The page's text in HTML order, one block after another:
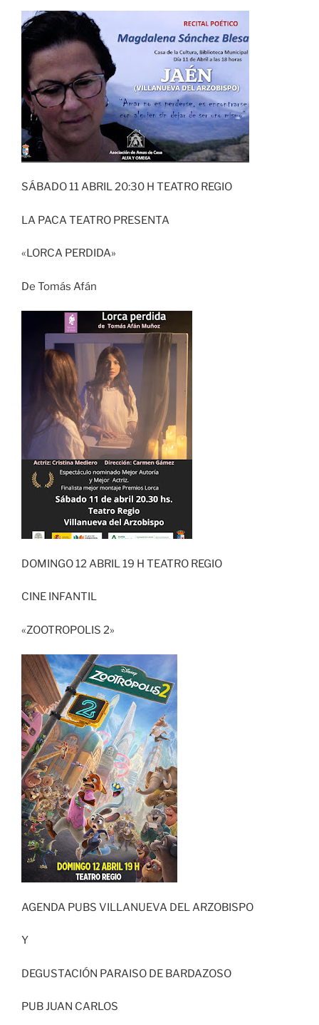
SÁBADO 11 ABRIL 20:30 H TEATRO REGIO
LA PACA TEATRO PRESENTA
«LORCA PERDIDA»
De Tomás Afán
DOMINGO 12 ABRIL 19 H TEATRO REGIO
CINE INFANTIL
«ZOOTROPOLIS 2»
AGENDA PUBS VILLANUEVA DEL ARZOBISPO
Y
DEGUSTACIÓN PARAISO DE BARDAZOSO
PUB JUAN CARLOS